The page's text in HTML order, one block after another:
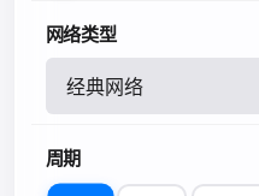
网络类型
经典网络
周期